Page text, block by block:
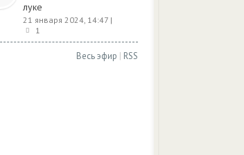
луке
21 января 2024, 14:47 |
1
Весь эфир | RSS